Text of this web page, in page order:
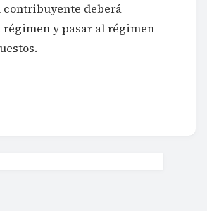
deberá
régimen y pasar al régimen